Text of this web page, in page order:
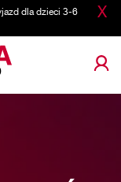
X
dla dzieci 3-6